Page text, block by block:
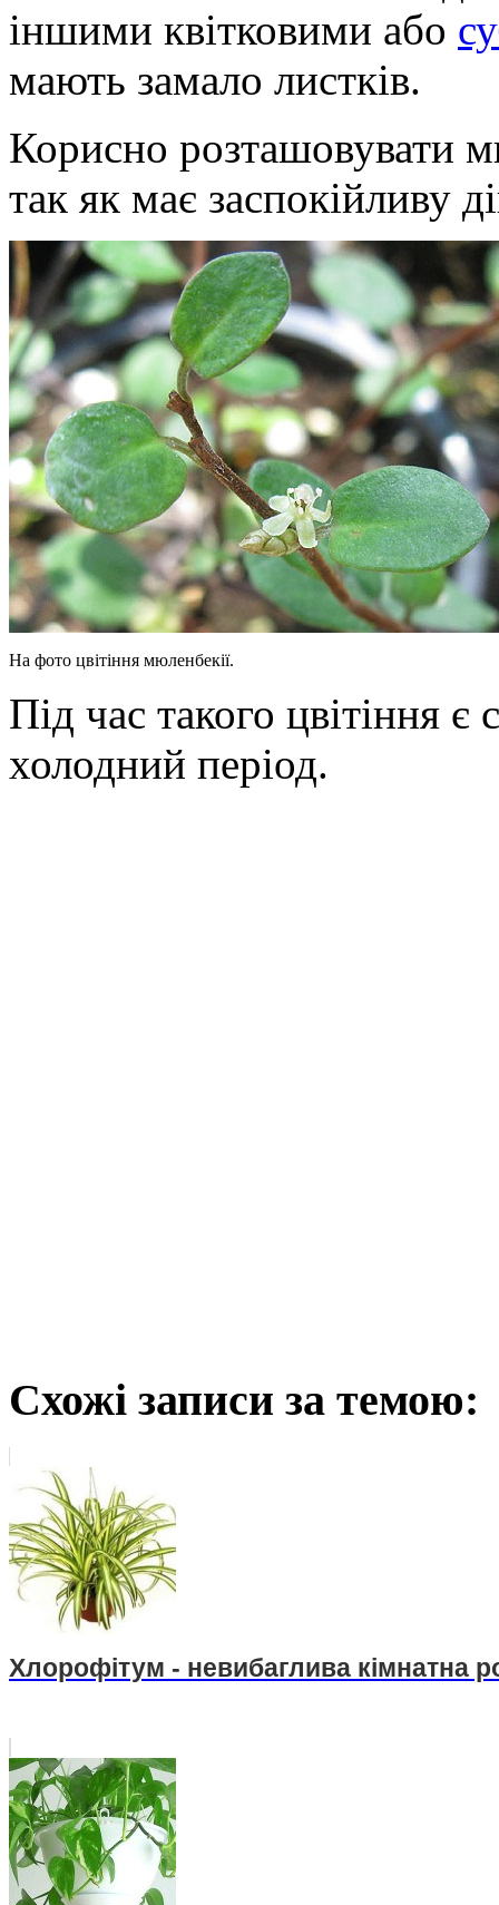
іншими квітковими або
мають замало листків.
Корисно розташовувати
так як має заспокійливу
На фото цвітіння мюленбекії.
Під час такого цвітіння є
холодний період.
Схожі записи за темою:
Хлорофітум - невибаглива кімнатна